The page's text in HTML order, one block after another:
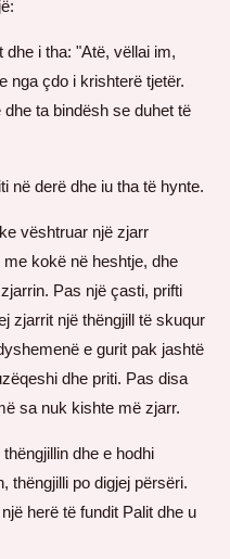
dhe i tha: "Atë, vëllai im,
nga çdo i krishterë tjetër.
ta bindësh se duhet të
në derë dhe iu tha të hynte.
vështruar një zjarr
kokë në heshtje, dhe
Pas një çasti, prifti
zjarrit një thëngjill të skuqur
e gurit pak jashtë
dhe priti. Pas disa
sa nuk kishte më zjarr.
dhe e hodhi
thëngjilli po digjej përsëri.
herë të fundit Palit dhe u